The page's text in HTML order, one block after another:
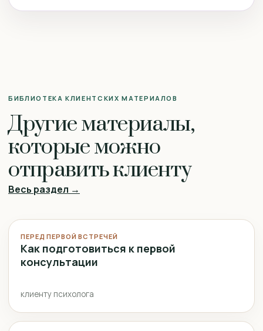
БИБЛИОТЕКА КЛИЕНТСКИХ МАТЕРИАЛОВ
Другие материалы,
которые можно
отправить клиенту
Весь раздел →
ПЕРЕД ПЕРВОЙ ВСТРЕЧЕЙ
Как подготовиться к первой
консультации
клиенту психолога